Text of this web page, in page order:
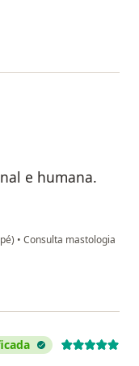
e humana.
• Consulta mastologia